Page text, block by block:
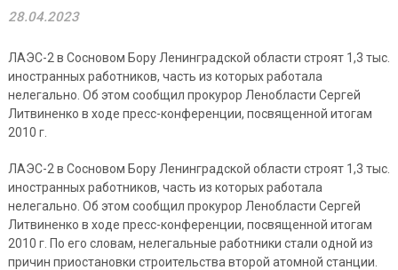
28.04.2023
ЛАЭС-2 в Сосновом Бору Ленинградской области строят 1,3 тыс.
иностранных работников, часть из которых работала
нелегально. Об этом сообщил прокурор Ленобласти Сергей
Литвиненко в ходе пресс-конференции, посвященной итогам
2010 г.
ЛАЭС-2 в Сосновом Бору Ленинградской области строят 1,3 тыс.
иностранных работников, часть из которых работала
нелегально. Об этом сообщил прокурор Ленобласти Сергей
Литвиненко в ходе пресс-конференции, посвященной итогам
2010 г. По его словам, нелегальные работники стали одной из
причин приостановки строительства второй атомной станции.